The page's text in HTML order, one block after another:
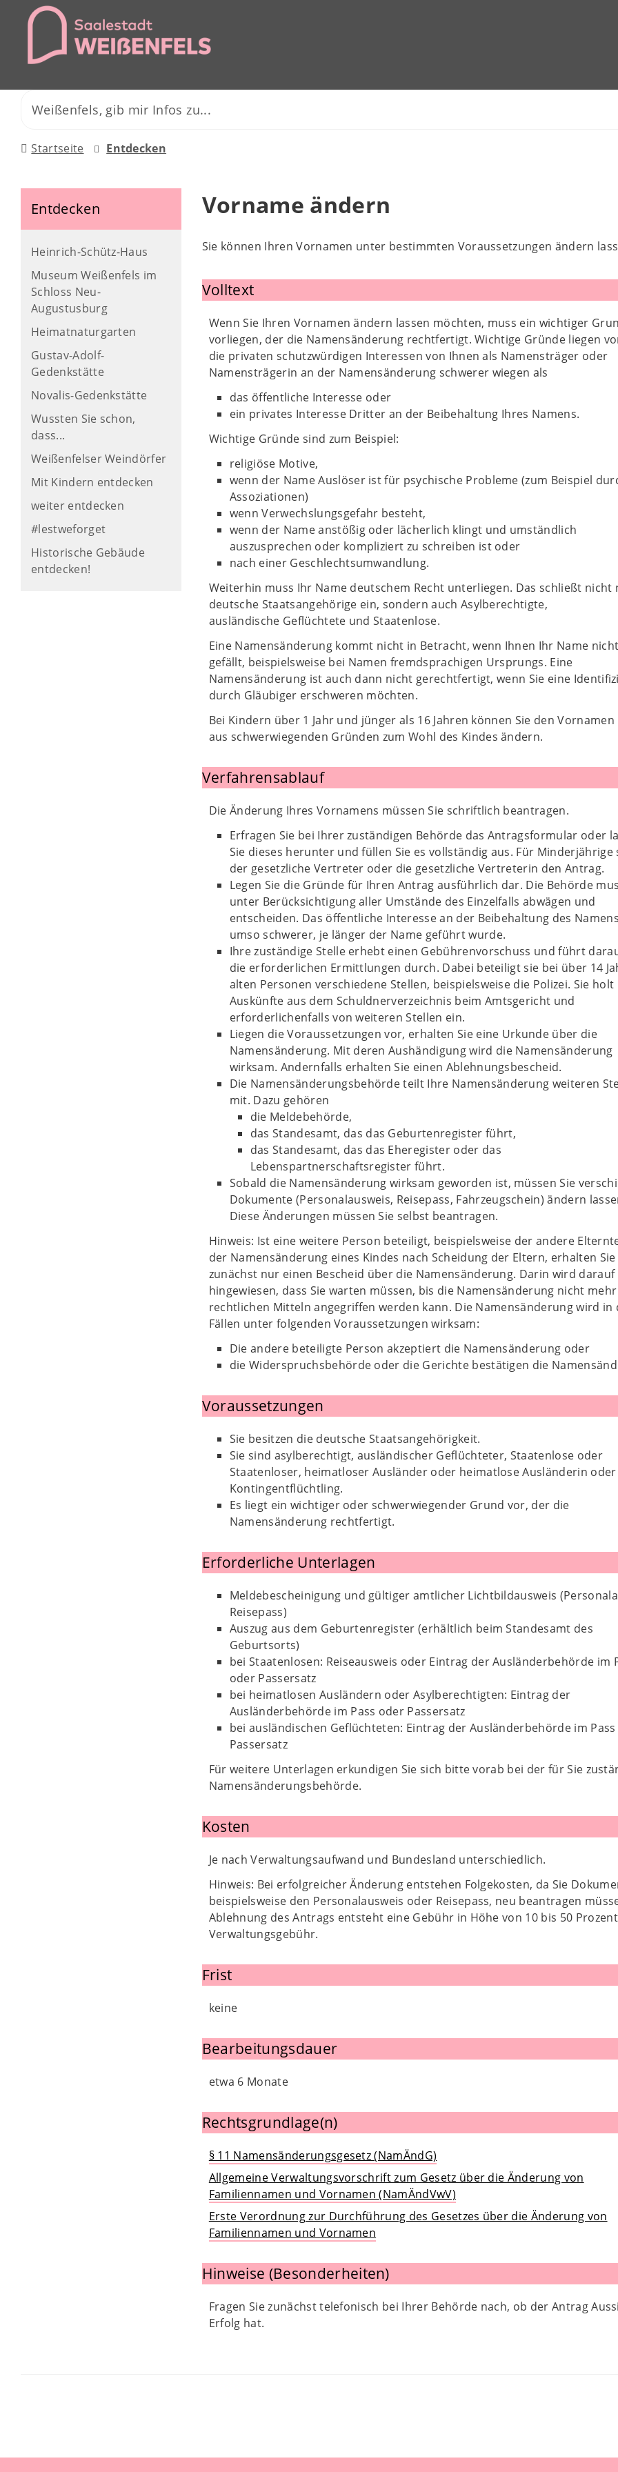
Startseite Entdecken
Entdecken
Heinrich-Schütz-Haus
Museum Weißenfels im
Schloss Neu-
Augustusburg
Heimatnaturgarten
Gustav-Adolf-
Gedenkstätte
Novalis-Gedenkstätte
Wussten Sie schon,
dass...
Weißenfelser Weindörfer
Mit Kindern entdecken
weiter entdecken
#lestweforget
Historische Gebäude
entdecken!
Vorname ändern
Sie können Ihren Vornamen unter bestimmten Voraussetzungen ändern
Volltext
Wenn Sie Ihren Vornamen ändern lassen möchten, muss ein wichtiger
vorliegen, der die Namensänderung rechtfertigt. Wichtige Gründe liegen
die privaten schutzwürdigen Interessen von Ihnen als Namensträger oder
Namensträgerin an der Namensänderung schwerer wiegen als
das öffentliche Interesse oder
ein privates Interesse Dritter an der Beibehaltung Ihres Namens.
Wichtige Gründe sind zum Beispiel:
religiöse Motive,
wenn der Name Auslöser ist für psychische Probleme (zum Beispiel
Assoziationen)
wenn Verwechslungsgefahr besteht,
wenn der Name anstößig oder lächerlich klingt und umständlich
auszusprechen oder kompliziert zu schreiben ist oder
nach einer Geschlechtsumwandlung.
Weiterhin muss Ihr Name deutschem Recht unterliegen. Das schließt nicht
deutsche Staatsangehörige ein, sondern auch Asylberechtigte,
ausländische Geflüchtete und Staatenlose.
Eine Namensänderung kommt nicht in Betracht, wenn Ihnen Ihr Name nicht
gefällt, beispielsweise bei Namen fremdsprachigen Ursprungs. Eine
Namensänderung ist auch dann nicht gerechtfertigt, wenn Sie eine
durch Gläubiger erschweren möchten.
Bei Kindern über 1 Jahr und jünger als 16 Jahren können Sie den
aus schwerwiegenden Gründen zum Wohl des Kindes ändern.
Verfahrensablauf
Die Änderung Ihres Vornamens müssen Sie schriftlich beantragen.
Erfragen Sie bei Ihrer zuständigen Behörde das Antragsformular oder
Sie dieses herunter und füllen Sie es vollständig aus. Für Minderjährige
der gesetzliche Vertreter oder die gesetzliche Vertreterin den Antrag.
Legen Sie die Gründe für Ihren Antrag ausführlich dar. Die Behörde
unter Berücksichtigung aller Umstände des Einzelfalls abwägen und
entscheiden. Das öffentliche Interesse an der Beibehaltung des
umso schwerer, je länger der Name geführt wurde.
Ihre zuständige Stelle erhebt einen Gebührenvorschuss und führt
die erforderlichen Ermittlungen durch. Dabei beteiligt sie bei über 14
alten Personen verschiedene Stellen, beispielsweise die Polizei. Sie holt
Auskünfte aus dem Schuldnerverzeichnis beim Amtsgericht und
erforderlichenfalls von weiteren Stellen ein.
Liegen die Voraussetzungen vor, erhalten Sie eine Urkunde über die
Namensänderung. Mit deren Aushändigung wird die Namensänderung
wirksam. Andernfalls erhalten Sie einen Ablehnungsbescheid.
Die Namensänderungsbehörde teilt Ihre Namensänderung weiteren
mit. Dazu gehören
die Meldebehörde,
das Standesamt, das das Geburtenregister führt,
das Standesamt, das das Eheregister oder das
Lebenspartnerschaftsregister führt.
Sobald die Namensänderung wirksam geworden ist, müssen Sie
Dokumente (Personalausweis, Reisepass, Fahrzeugschein) ändern
Diese Änderungen müssen Sie selbst beantragen.
Hinweis: Ist eine weitere Person beteiligt, beispielsweise der andere
der Namensänderung eines Kindes nach Scheidung der Eltern, erhalten Sie
zunächst nur einen Bescheid über die Namensänderung. Darin wird darauf
hingewiesen, dass Sie warten müssen, bis die Namensänderung nicht
rechtlichen Mitteln angegriffen werden kann. Die Namensänderung wird in
Fällen unter folgenden Voraussetzungen wirksam:
Die andere beteiligte Person akzeptiert die Namensänderung oder
die Widerspruchsbehörde oder die Gerichte bestätigen die
Voraussetzungen
Sie besitzen die deutsche Staatsangehörigkeit.
Sie sind asylberechtigt, ausländischer Geflüchteter, Staatenlose oder
Staatenloser, heimatloser Ausländer oder heimatlose Ausländerin oder
Kontingentflüchtling.
Es liegt ein wichtiger oder schwerwiegender Grund vor, der die
Namensänderung rechtfertigt.
Erforderliche Unterlagen
Meldebescheinigung und gültiger amtlicher Lichtbildausweis
Reisepass)
Auszug aus dem Geburtenregister (erhältlich beim Standesamt des
Geburtsorts)
bei Staatenlosen: Reiseausweis oder Eintrag der Ausländerbehörde im
oder Passersatz
bei heimatlosen Ausländern oder Asylberechtigten: Eintrag der
Ausländerbehörde im Pass oder Passersatz
bei ausländischen Geflüchteten: Eintrag der Ausländerbehörde im
Passersatz
Für weitere Unterlagen erkundigen Sie sich bitte vorab bei der für Sie
Namensänderungsbehörde.
Kosten
Je nach Verwaltungsaufwand und Bundesland unterschiedlich.
Hinweis: Bei erfolgreicher Änderung entstehen Folgekosten, da Sie
beispielsweise den Personalausweis oder Reisepass, neu beantragen
Ablehnung des Antrags entsteht eine Gebühr in Höhe von 10 bis 50
Verwaltungsgebühr.
Frist
keine
Bearbeitungsdauer
etwa 6 Monate
Rechtsgrundlage(n)
§ 11 Namensänderungsgesetz (NamÄndG)
Allgemeine Verwaltungsvorschrift zum Gesetz über die Änderung von
Familiennamen und Vornamen (NamÄndVwV)
Erste Verordnung zur Durchführung des Gesetzes über die Änderung von
Familiennamen und Vornamen
Hinweise (Besonderheiten)
Fragen Sie zunächst telefonisch bei Ihrer Behörde nach, ob der Antrag
Erfolg hat.